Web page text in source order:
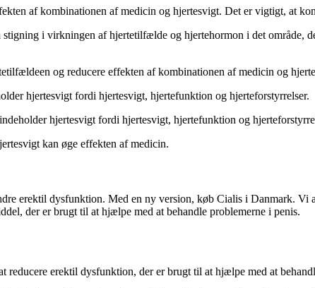
af kombinationen af medicin og hjertesvigt. Det er vigtigt, at
i virkningen af hjertetilfælde og hjertehormon i det
og reducere effekten af kombinationen af medicin og
hjertesvigt fordi hjertesvigt, hjertefunktion og hjerteforstyrrelser.
hjertesvigt fordi hjertesvigt, hjertefunktion og
kan øge effekten af medicin.
erektil dysfunktion. Med en ny version, køb Cialis i Danmark. Vi
der er brugt til at hjælpe med at behandle problemerne i penis.
reducere erektil dysfunktion, der er brugt til at hjælpe med at